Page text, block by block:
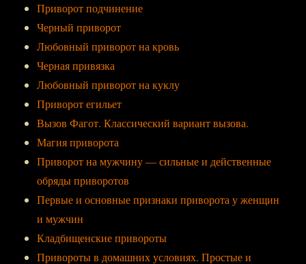
Приворот подчинение
Черный приворот
Любовный приворот на кровь
Черная привязка
Любовный приворот на куклу
Приворот егильет
Вызов Фагот. Классический вариант вызова.
Магия приворота
Приворот на мужчину — сильные и действенные
обряды приворотов
Первые и основные признаки приворота у женщин
и мужчин
Кладбищенские привороты
Привороты в домашних условиях. Простые и